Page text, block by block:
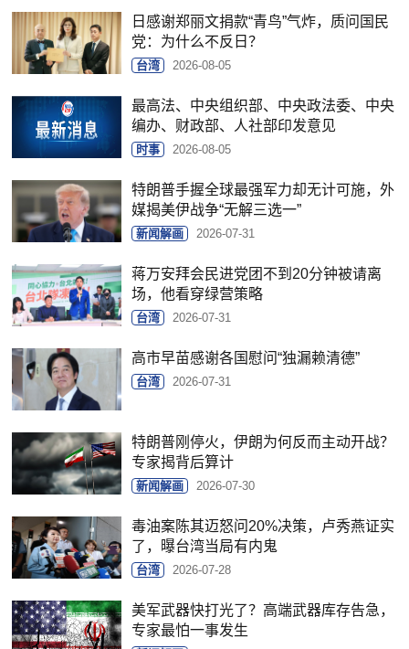
日感谢郑丽文捐款“青鸟”气炸，质问国民
党：为什么不反日？
台湾 2026-08-05
最高法、中央组织部、中央政法委、中央
编办、财政部、人社部印发意见
时事 2026-08-05
特朗普手握全球最强军力却无计可施，外
媒揭美伊战争“无解三选一”
新闻解画 2026-07-31
蒋万安拜会民进党团不到20分钟被请离
场，他看穿绿营策略
台湾 2026-07-31
高市早苗感谢各国慰问“独漏赖清德”
台湾 2026-07-31
特朗普刚停火，伊朗为何反而主动开战？
专家揭背后算计
新闻解画 2026-07-30
毒油案陈其迈怒问20%决策，卢秀燕证实
了，曝台湾当局有内鬼
台湾 2026-07-28
美军武器快打光了？高端武器库存告急，
专家最怕一事发生